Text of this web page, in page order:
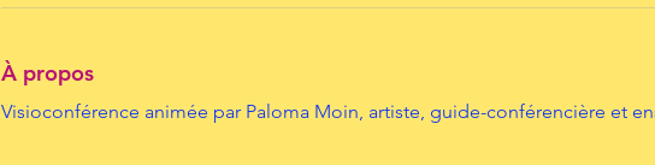
À propos
Visioconférence animée par Paloma Moin, artiste, guide-conférencière et